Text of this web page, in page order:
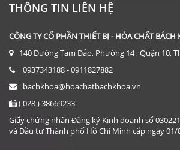
THÔNG TIN LIÊN HỆ
CÔNG TY CỔ PHẦN THIẾT BỊ - HÓA CHẤT BÁCH
140 Đường Tam Đảo, Phường 14 , Quận 10,
0937343188 - 0911827882
bachkhoa@hoachatbachkhoa.vn
( 028 ) 38669233
Giấy chứng nhận Đăng ký Kinh doanh số
và Đầu tư Thành phố Hồ Chí Minh cấp ngày 01/